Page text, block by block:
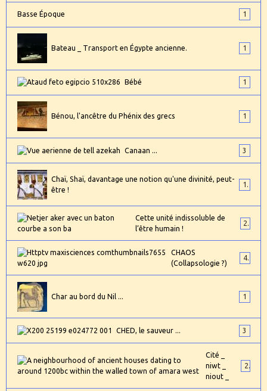
Basse Époque 1
Bateau _ Transport en Égypte ancienne. 1
Bébé 1
Bénou, l'ancêtre du Phénix des grecs 1
Canaan ... 3
Chaï, Shaï, davantage une notion qu'une divinité, peut-
être !
Cette unité indissoluble de
l’être humain !
CHAOS
(Collapsologie ?)
4
Char au bord du Nil ... 1
CHED, le sauveur ... 3
Cité _
niwt _
niout _
2